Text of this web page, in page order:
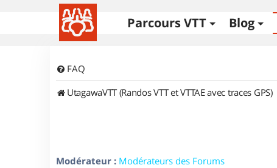
Parcours VTT Blog
FAQ
UtagawaVTT (Randos VTT et VTTAE avec traces GPS)
Modérateur : Modérateurs des Forums